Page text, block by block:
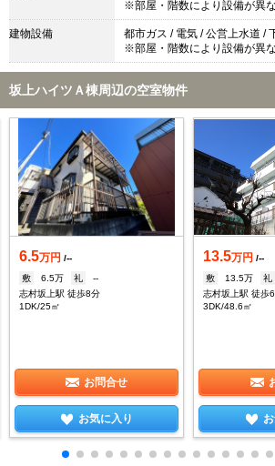
※部屋・階数により設備が異
建物設備
都市ガス / 電気 / 公営上水道 /
※部屋・階数により設備が異
坂上ハイツＡ棟周辺の空室物件
6.5万円 /--
敷
6.5万 礼
--
志村坂上駅 徒歩8分
1DK/25㎡
お問合せ
お気に入り
13.5万円 /--
敷
13.5万 礼
志村坂上駅 徒歩
3DK/48.6㎡